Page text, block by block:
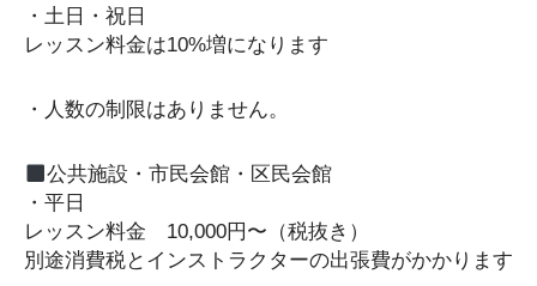
・土日・祝日
レッスン料金は10%増になります
・人数の制限はありません。
公共施設・市民会館・区民会館
・平日
レッスン料金 10,000円〜（税抜き）
別途消費税とインストラクターの出張費がかかります